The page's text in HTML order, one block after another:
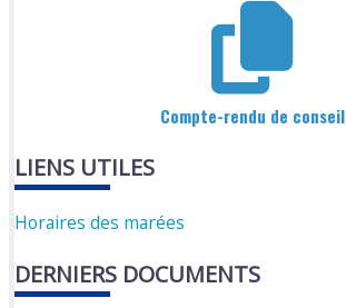
Compte-rendu de conseil
LIENS UTILES
Horaires des marées
DERNIERS DOCUMENTS